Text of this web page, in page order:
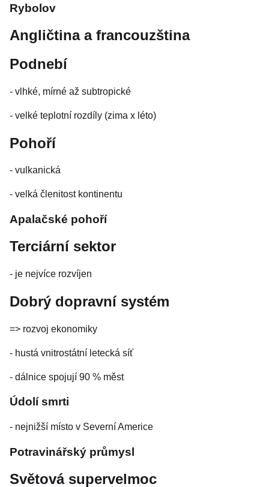
Rybolov
Angličtina a francouzština
Podnebí
- vlhké, mírné až subtropické
- velké teplotní rozdíly (zima x léto)
Pohoří
- vulkanická
- velká členitost kontinentu
Apalačské pohoří
Terciární sektor
- je nejvíce rozvíjen
Dobrý dopravní systém
=> rozvoj ekonomiky
- hustá vnitrostátní letecká síť
- dálnice spojují 90 % měst
Údolí smrti
- nejnižší místo v Severní Americe
Potravinářský průmysl
Světová supervelmoc